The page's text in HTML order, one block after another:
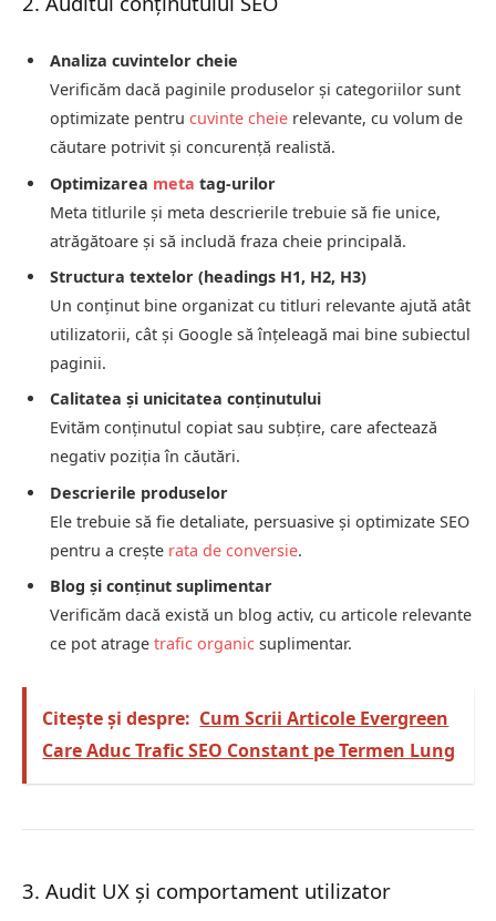
Analiza cuvintelor cheie
Verificăm dacă paginile produselor și categoriilor sunt
optimizate pentru cuvinte cheie relevante, cu volum de
căutare potrivit și concurență realistă.
Optimizarea meta tag-urilor
Meta titlurile și meta descrierile trebuie să fie unice,
atrăgătoare și să includă fraza cheie principală.
Structura textelor (headings H1, H2, H3)
Un conținut bine organizat cu titluri relevante ajută atât
utilizatorii, cât și Google să înțeleagă mai bine subiectul
paginii.
Calitatea și unicitatea conținutului
Evităm conținutul copiat sau subțire, care afectează
negativ poziția în căutări.
Descrierile produselor
Ele trebuie să fie detaliate, persuasive și optimizate SEO
pentru a crește rata de conversie.
Blog și conținut suplimentar
Verificăm dacă există un blog activ, cu articole relevante
ce pot atrage trafic organic suplimentar.
Citește și despre: Cum Scrii Articole Evergreen
Care Aduc Trafic SEO Constant pe Termen Lung
3. Audit UX și comportament utilizator